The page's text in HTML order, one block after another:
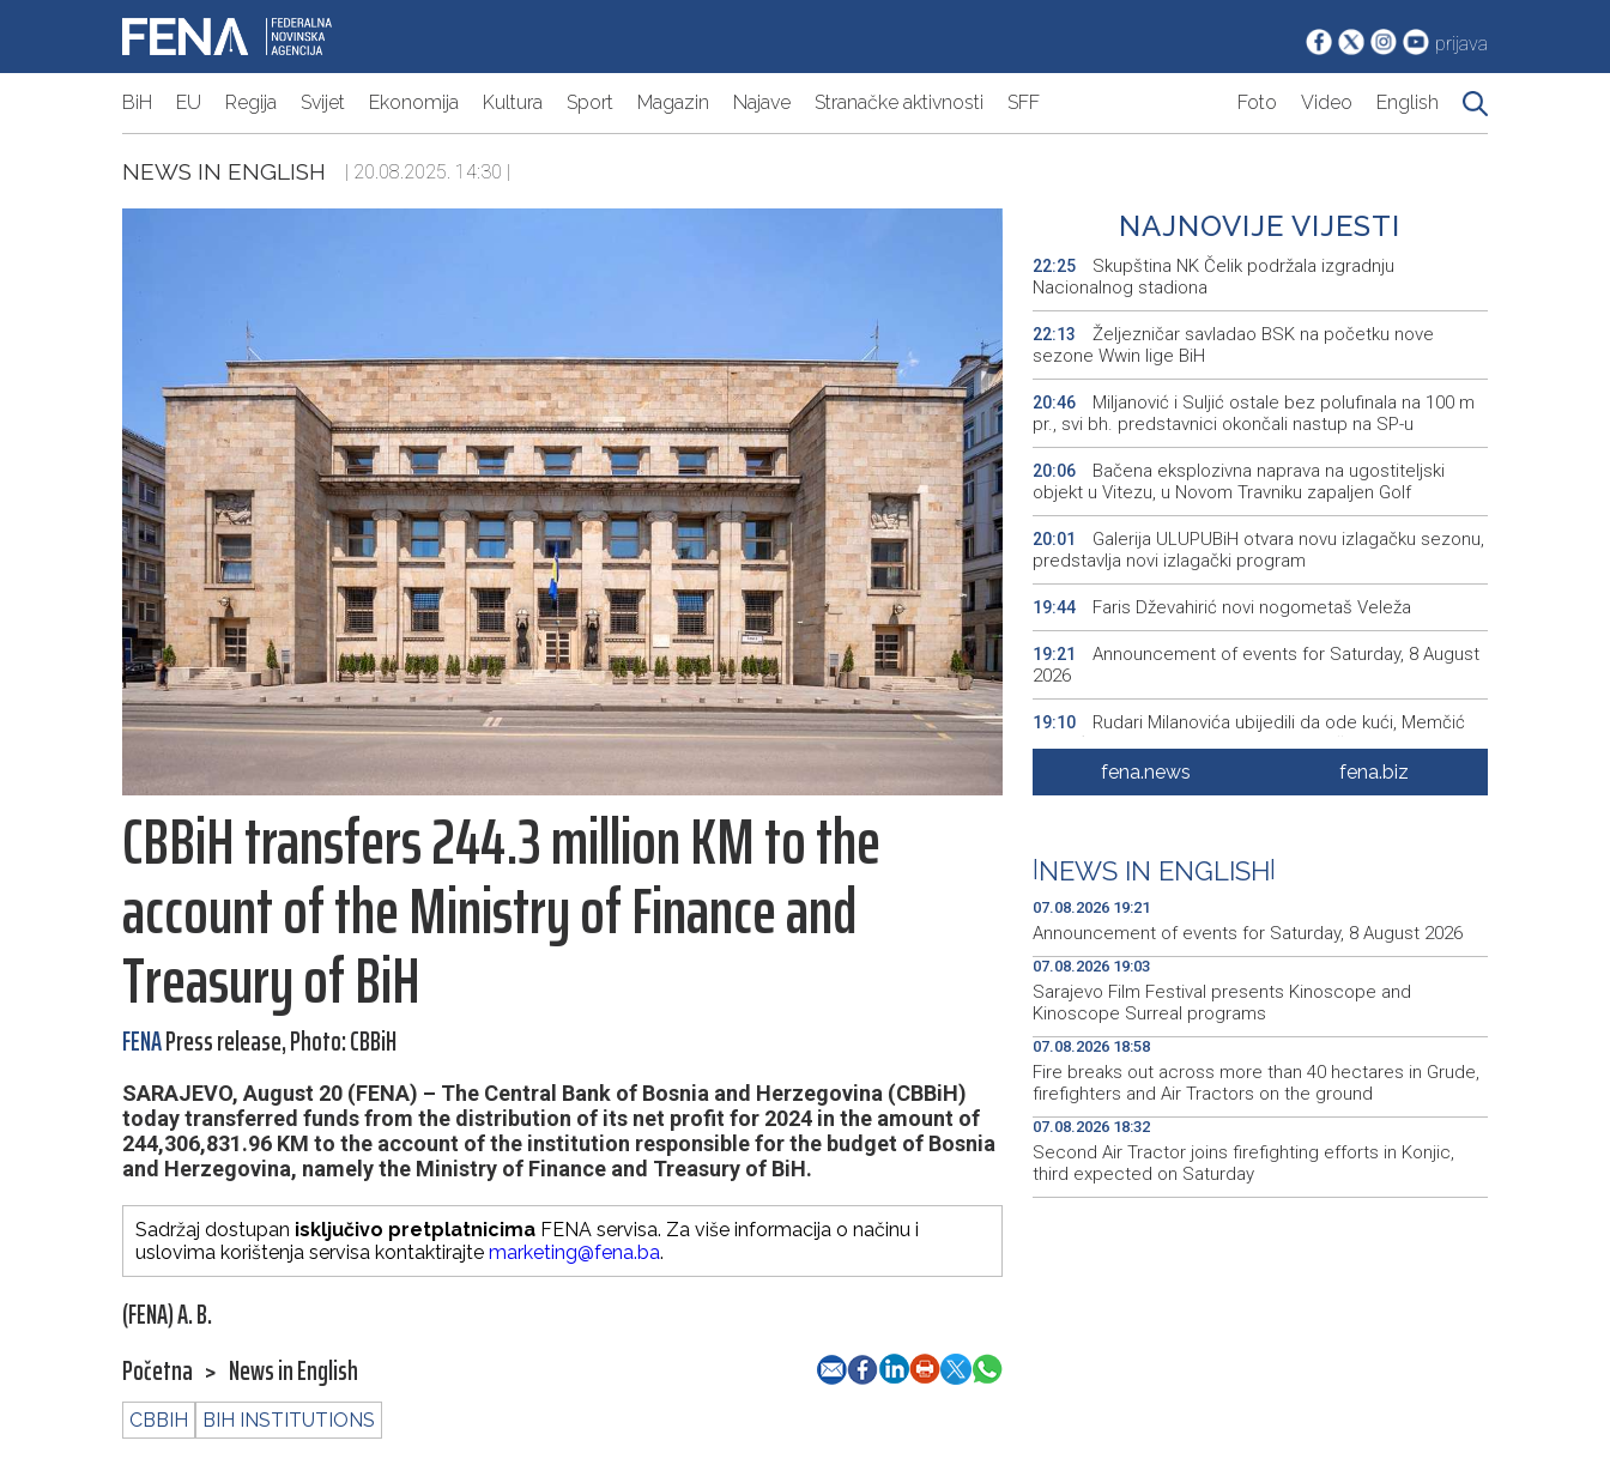
prijava
BiH EU Regija Svijet Ekonomija Kultura Sport Magazin Najave Stranačke aktivnosti SFF Foto Video English
NEWS IN ENGLISH | 20.08.2025. 14:30 |
CBBiH transfers 244.3 million KM to the
account of the Ministry of Finance and
Treasury of BiH
FENAPress release, Photo: CBBiH
SARAJEVO, August 20 (FENA) – The Central Bank of Bosnia and Herzegovina (CBBiH)
today transferred funds from the distribution of its net profit for 2024 in the amount of
244,306,831.96 KM to the account of the institution responsible for the budget of Bosnia
and Herzegovina, namely the Ministry of Finance and Treasury of BiH.
Sadržaj dostupan isključivo pretplatnicima FENA servisa. Za više informacija o načinu i
uslovima korištenja servisa kontaktirajte marketing@fena.ba.
(FENA) A. B.
Početna > News in English
CBBIH BIH INSTITUTIONS
NAJNOVIJE VIJESTI
22:25
Skupština NK Čelik podržala izgradnju
Nacionalnog stadiona
22:13
Željezničar savladao BSK na početku nove
sezone Wwin lige BiH
20:46
Miljanović i Suljić ostale bez polufinala na 100 m
pr., svi bh. predstavnici okončali nastup na SP-u
20:06
Bačena eksplozivna naprava na ugostiteljski
objekt u Vitezu, u Novom Travniku zapaljen Golf
20:01
Galerija ULUPUBiH otvara novu izlagačku sezonu,
predstavlja novi izlagački program
19:44 Faris Dževahirić novi nogometaš Veleža
19:21
Announcement of events for Saturday, 8 August
2026
19:10
Rudari Milanovića ubijedili da ode kući, Memčić
se već ponovo vratio u jamu 'Raspotočje'
Sarajevo Film Festival presents Kinoscope and
19:00 Najave događaja za 8. 8. 2026. godine (subota)
fena.news fena.biz
NEWS IN ENGLISH
07.08.2026 19:21
Announcement of events for Saturday, 8 August 2026
07.08.2026 19:03
Sarajevo Film Festival presents Kinoscope and
Kinoscope Surreal programs
07.08.2026 18:58
Fire breaks out across more than 40 hectares in Grude,
firefighters and Air Tractors on the ground
07.08.2026 18:32
Second Air Tractor joins firefighting efforts in Konjic,
third expected on Saturday